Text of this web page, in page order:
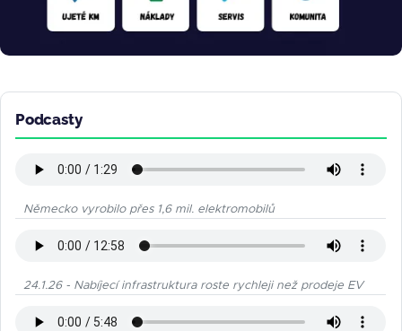
Podcasty
Německo vyrobilo přes 1,6 mil. elektromobilů
24.1.26 - Nabíjecí infrastruktura roste rychleji než prodeje EV